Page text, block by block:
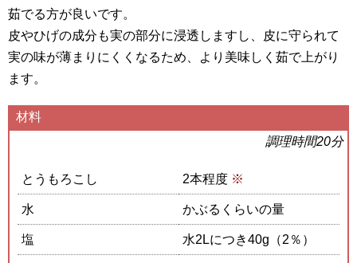
茹でる方が良いです。
皮やひげの成分も実の部分に浸透しますし、皮に守られて
実の味が薄まりにくくなるため、より美味しく茹で上がり
ます。
材料
調理時間20分
とうもろこし 2本程度 ※
水 かぶるくらいの量
塩 水2Lにつき40g（2％）